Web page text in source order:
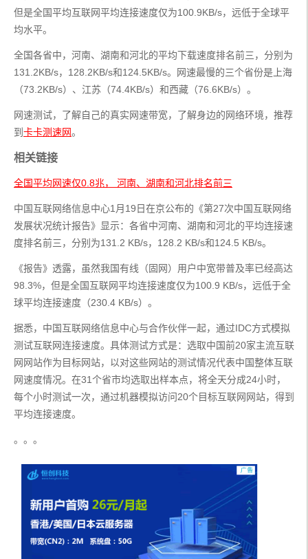
但是全国平均互联网平均连接速度仅为100.9KB/s，远低于全球平
均水平。
全国各省中，河南、湖南和河北的平均下载速度排名前三，分别为
131.2KB/s，128.2KB/s和124.5KB/s。网速最慢的三个省份是上海
（73.2KB/s）、江苏（74.4KB/s）和西藏（76.6KB/s）。
网速测试，了解自己的真实网速带宽，了解身边的网络环境，推荐
到 卡卡测速网。
相关链接
全国平均网速仅0.8兆， 河南、湖南和河北排名前三
中国互联网络信息中心1月19日在京公布的《第27次中国互联网络
发展状况统计报告》显示：各省中河南、湖南和河北的平均连接速
度排名前三，分别为131.2 KB/s，128.2 KB/s和124.5 KB/s。
《报告》透露，虽然我国有线（固网）用户中宽带普及率已经高达
98.3%，但是全国互联网平均连接速度仅为100.9 KB/s，远低于全
球平均连接速度（230.4 KB/s）。
据悉，中国互联网络信息中心与合作伙伴一起，通过IDC方式模拟
测试互联网连接速度。具体测试方式是：选取中国前20家主流互联
网网站作为目标网站，以对这些网站的测试情况代表中国整体互联
网速度情况。在31个省市均选取出样本点，将全天分成24小时，
每个小时测试一次，通过机器模拟访问20个目标互联网网站，得到
平均连接速度。
。。。